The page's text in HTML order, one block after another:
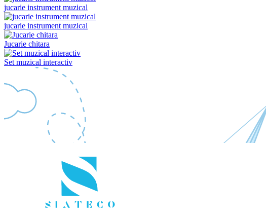
jucarie instrument muzical
jucarie instrument muzical
Jucarie chitara
Set muzical interactiv